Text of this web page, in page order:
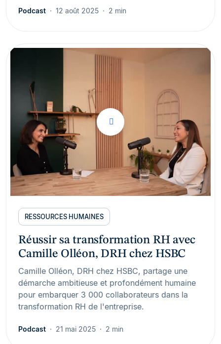
Podcast 12 août 2025 2 min
RESSOURCES HUMAINES
Réussir sa transformation RH avec
Camille Olléon, DRH chez HSBC
Camille Olléon, DRH chez HSBC, partage une
démarche ambitieuse et profondément humaine
pour embarquer 3 000 collaborateurs dans la
transformation RH de l'entreprise.
Podcast 21 mai 2025 2 min